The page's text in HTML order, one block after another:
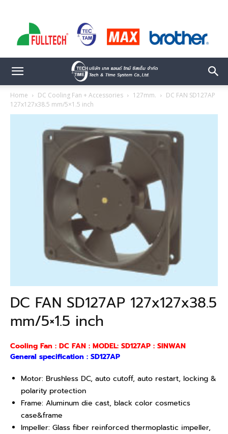
Home DC Cooling Fan + Accessories 127mm.
DC FAN SD127AP
127x127x38.5 mm/5×1.5 inch
DC FAN SD127AP 127x127x38.5
mm/5×1.5 inch
Cooling Fan : DC FAN : MODEL: SD127AP : SINWAN
General specification : SD127AP
Motor: Brushless DC, auto cutoff, auto restart, locking &
polarity protection
Frame: Aluminum die cast, black color cosmetics
case&frame
Impeller: Glass fiber reinforced thermoplastic impeller,